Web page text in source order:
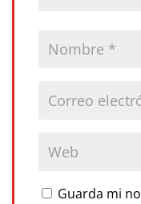
Guarda mi